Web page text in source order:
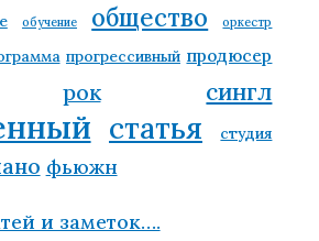
обучение общество оркестр
прогрессивный продюсер
рок сингл
статья студия
фьюжн
и заметок….